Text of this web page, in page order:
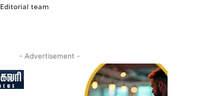
Editorial team
- Advertisement -